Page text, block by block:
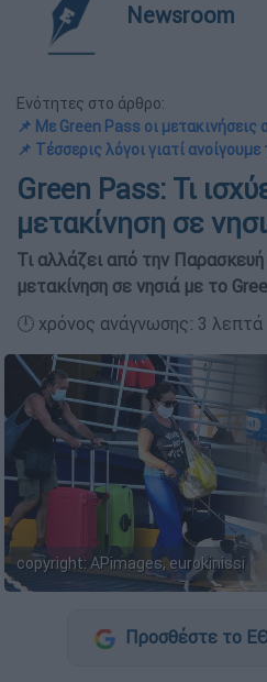
Newsroom
Ενότητες στο άρθρο:
📌 Με Green Pass οι μετακινήσεις
📌 Τέσσερις λόγοι γιατί
Green Pass: Τι
μετακίνηση σε
Τι αλλάζει από την
μετακίνηση σε νησιά με το
🕛 χρόνος ανάγνωσης: 3
copyright: APimages, eurokinissi
Προσθέστε το